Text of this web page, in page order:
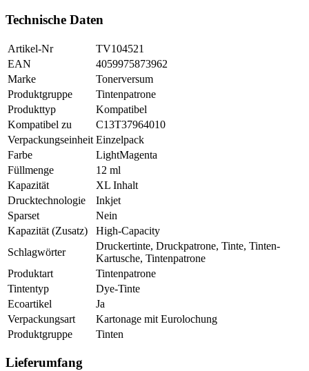
Technische Daten
Artikel-Nr
TV104521
EAN
4059975873962
Marke
Tonerversum
Produktgruppe
Tintenpatrone
Produkttyp
Kompatibel
Kompatibel zu
C13T37964010
Verpackungseinheit Einzelpack
Farbe
LightMagenta
Füllmenge
12 ml
Kapazität
XL Inhalt
Drucktechnologie
Inkjet
Sparset
Nein
Kapazität (Zusatz)
High-Capacity
Schlagwörter
Druckertinte, Druckpatrone, Tinte, Tinten-
Kartusche, Tintenpatrone
Produktart
Tintenpatrone
Tintentyp
Dye-Tinte
Ecoartikel
Ja
Verpackungsart
Kartonage mit Eurolochung
Produktgruppe
Tinten
Lieferumfang